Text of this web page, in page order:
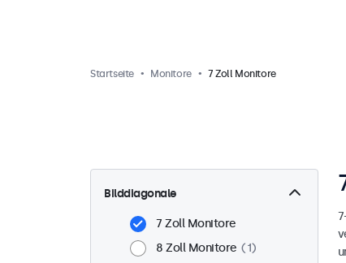
Startseite Monitore 7 Zoll Monitore
Bilddiagonale
7 Zoll Monitore
8 Zoll Monitore
1